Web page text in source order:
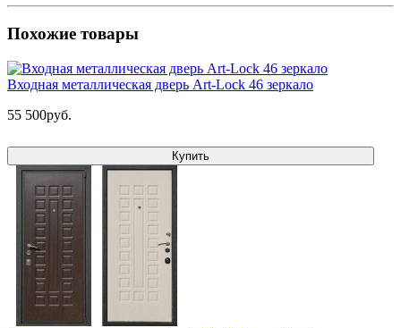
Похожие товары
Входная металлическая дверь Art-Lock 46 зеркало
55 500руб.
Купить